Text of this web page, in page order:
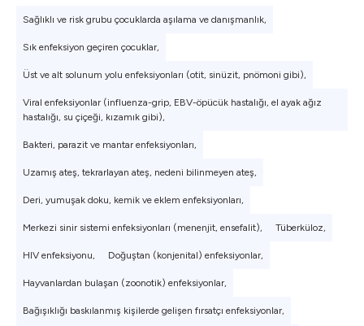
Sağlıklı ve risk grubu çocuklarda aşılama ve danışmanlık,
Sık enfeksiyon geçiren çocuklar,
Üst ve alt solunum yolu enfeksiyonları (otit, sinüzit, pnömoni gibi),
Viral enfeksiyonlar (influenza-grip, EBV-öpücük hastalığı, el ayak ağız
hastalığı, su çiçeği, kızamık gibi),
Bakteri, parazit ve mantar enfeksiyonları,
Uzamış ateş, tekrarlayan ateş, nedeni bilinmeyen ateş,
Deri, yumuşak doku, kemik ve eklem enfeksiyonları,
Merkezi sinir sistemi enfeksiyonları (menenjit, ensefalit), Tüberküloz,
HIV enfeksiyonu, Doğuştan (konjenital) enfeksiyonlar,
Hayvanlardan bulaşan (zoonotik) enfeksiyonlar,
Bağışıklığı baskılanmış kişilerde gelişen fırsatçı enfeksiyonlar,